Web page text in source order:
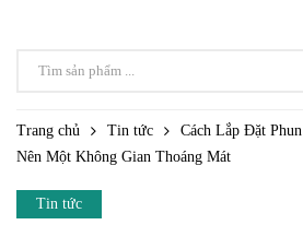
Trang chủ Tin tức
Cách Lắp Đặt
Nên Một Không Gian Thoáng Mát
Tin tức